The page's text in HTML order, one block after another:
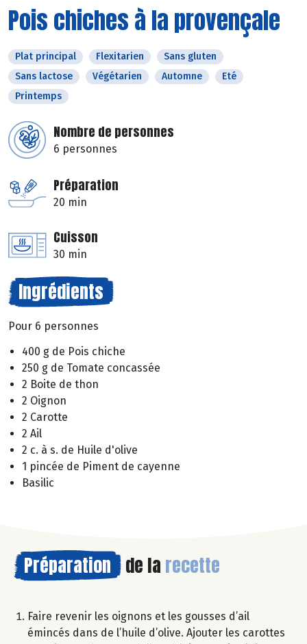
Pois chiches à la provençale
Plat principal Flexitarien
Sans gluten
Sans lactose
Végétarien Automne
Eté
Printemps
Nombre de personnes
6 personnes
Préparation
20 min
Cuisson
30 min
Ingrédients
Pour 6 personnes
400 g de Pois chiche
250 g de Tomate concassée
2 Boite de thon
2 Oignon
2 Carotte
2 Ail
2 c. à s. de Huile d'olive
1 pincée de Piment de cayenne
Basilic
Préparation de la recette
Faire revenir les oignons et les gousses d’ail
émincés dans de l’huile d’olive. Ajouter les carottes